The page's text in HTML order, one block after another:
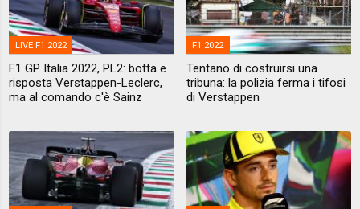
LIVE F1 2022
F1 GP Italia 2022, PL2: botta e
risposta Verstappen-Leclerc,
ma al comando c'è Sainz
F1 2022
Tentano di costruirsi una
tribuna: la polizia ferma i tifosi
di Verstappen